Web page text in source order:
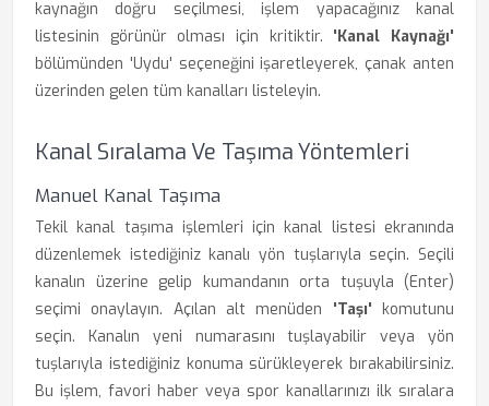
kaynağın doğru seçilmesi, işlem yapacağınız kanal
listesinin görünür olması için kritiktir. 'Kanal Kaynağı'
bölümünden 'Uydu' seçeneğini işaretleyerek, çanak anten
üzerinden gelen tüm kanalları listeleyin.
Kanal Sıralama Ve Taşıma Yöntemleri
Manuel Kanal Taşıma
Tekil kanal taşıma işlemleri için kanal listesi ekranında
düzenlemek istediğiniz kanalı yön tuşlarıyla seçin. Seçili
kanalın üzerine gelip kumandanın orta tuşuyla (Enter)
seçimi onaylayın. Açılan alt menüden 'Taşı' komutunu
seçin. Kanalın yeni numarasını tuşlayabilir veya yön
tuşlarıyla istediğiniz konuma sürükleyerek bırakabilirsiniz.
Bu işlem, favori haber veya spor kanallarınızı ilk sıralara